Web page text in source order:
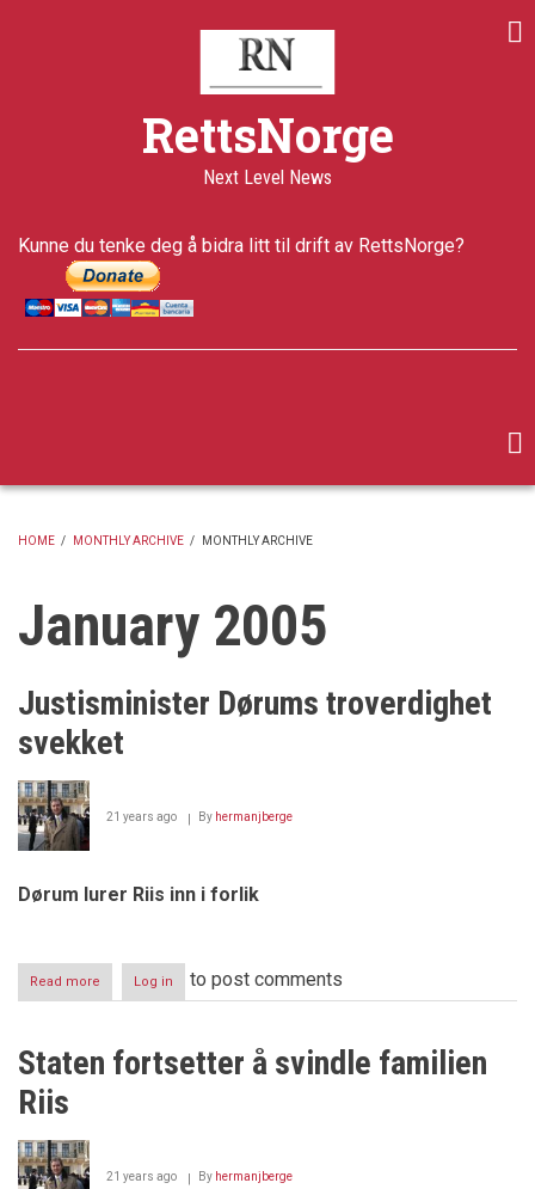
RettsNorge
Next Level News
Kunne du tenke deg å bidra litt til drift av RettsNorge?
HOME / MONTHLY ARCHIVE / MONTHLY ARCHIVE
January 2005
Justisminister Dørums troverdighet
svekket
21 years ago By hermanjberge
Dørum lurer Riis inn i forlik
Read more
Justisminister
svekket
Log in to post comments
Staten fortsetter å svindle familien
Riis
21 years ago By hermanjberge